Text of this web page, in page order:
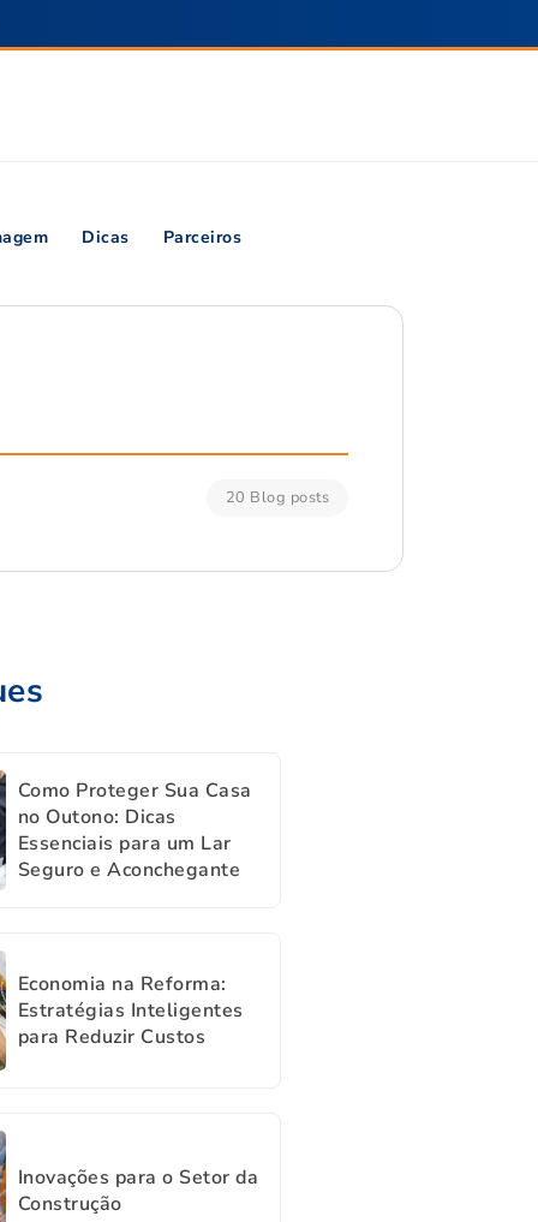
Dicas Parceiros
20 Blog posts
Como Proteger Sua Casa
no Outono: Dicas
Essenciais para um Lar
Seguro e Aconchegante
Economia na Reforma:
Estratégias Inteligentes
para Reduzir Custos
Inovações para o Setor da
Construção